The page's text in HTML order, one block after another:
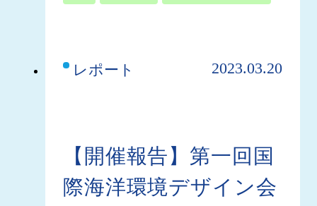
レポート 2023.03.20
【開催報告】第一回国
際海洋環境デザイン会